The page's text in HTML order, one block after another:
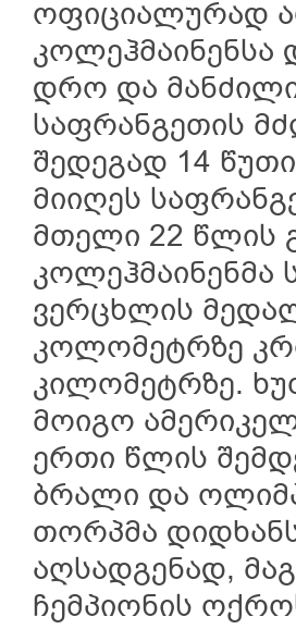
ოფიციალურად
კოლეჰმაინენსა
დრო და
საფრანგეთის
შედეგად 14
მიიღეს
მთელი 22 წლის
ვერცხლის
კოლომეტრზე
კილომეტრზე.
მოიგო
ერთი წლის
ბრალი და
თორპმა
აღსადგენად,
ჩემპიონის